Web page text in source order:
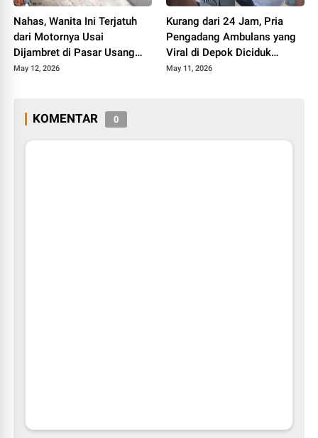
Nahas, Wanita Ini Terjatuh
dari Motornya Usai
Dijambret di Pasar Usang
Padang Panjang
May 12, 2026
Kurang dari 24 Jam, Pria
Pengadang Ambulans yang
Viral di Depok Diciduk
Polisi.
May 11, 2026
KOMENTAR 0